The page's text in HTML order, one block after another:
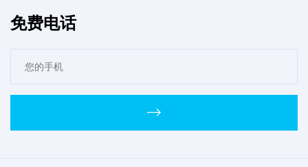
免费电话